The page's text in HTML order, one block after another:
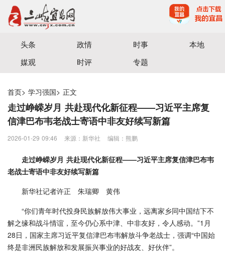
宜昌三峡融媒体中心主办
头条 政情 时事
本地
媒观
时评 专题
首页> 学习强国> 正文
走过峥嵘岁月 共赴现代化新征程——习近平主席复
信津巴布韦老战士寄语中非友好续写新篇
2026-01-29 09:46 来源：新华社 编辑：熊鹏
走过峥嵘岁月 共赴现代化新征程——习近平主席复信津巴布韦
老战士寄语中非友好续写新篇
新华社记者许正 朱瑞卿 黄伟
“你们青年时代投身民族解放伟大事业，远离家乡同中国结下不
解之缘和战斗情谊，至今仍心系中津、中非友好，令人感动。”1月
28日，国家主席习近平复信津巴布韦解放斗争老战士，强调“中国始
终是非洲民族解放和发展振兴事业的好战友、好伙伴”。